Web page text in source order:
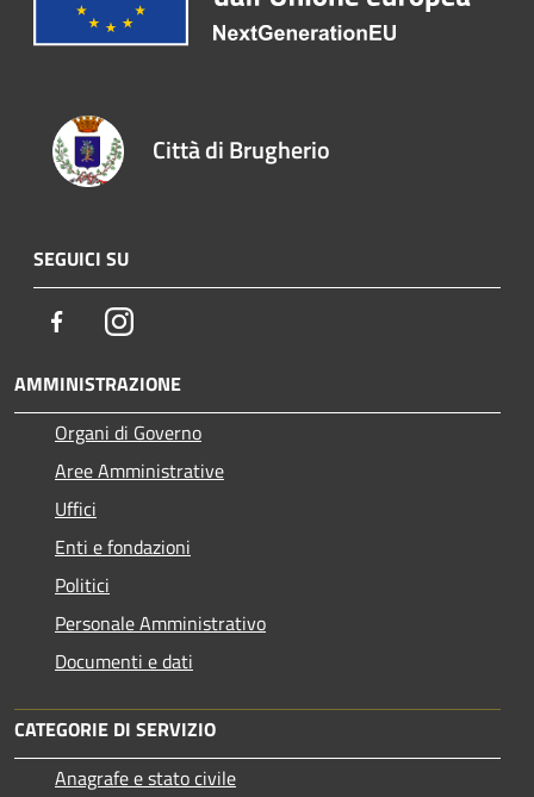
Città di Brugherio
SEGUICI SU
FacebookInstagram
AMMINISTRAZIONE
Organi di Governo
Aree Amministrative
Uffici
Enti e fondazioni
Politici
Personale Amministrativo
Documenti e dati
CATEGORIE DI SERVIZIO
Anagrafe e stato civile